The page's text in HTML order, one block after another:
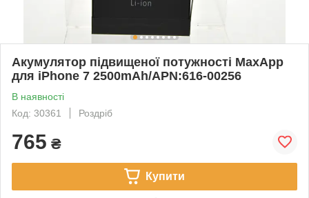
Акумулятор підвищеної потужності MaxApp
для iPhone 7 2500mAh/APN:616-00256
В наявності
Код: 30361
Роздріб
765 ₴
Купити